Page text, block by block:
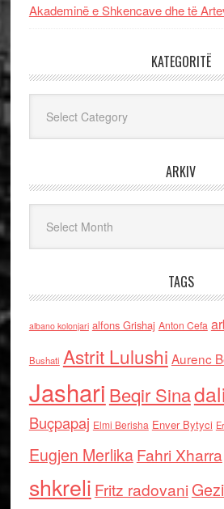
Akademinë e Shkencave dhe të
KATEGORITË
ARKIV
TAGS
albano kolonjari alfons Grishaj Anton Cefa
Bushati Astrit Lulushi Aurenc
Jashari Beqir Sina
Buçpapaj Elmi Berisha Enver Bytyci
Eugjen MerlikaFahri Xharra
shkreli Fritz radovani